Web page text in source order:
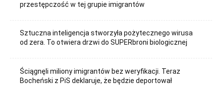
przestępczość w tej grupie imigrantów
Sztuczna inteligencja stworzyła pożytecznego wirusa
od zera. To otwiera drzwi do SUPERbroni biologicznej
Ściągnęli miliony imigrantów bez weryfikacji. Teraz
Bocheński z PiS deklaruje, że będzie deportował